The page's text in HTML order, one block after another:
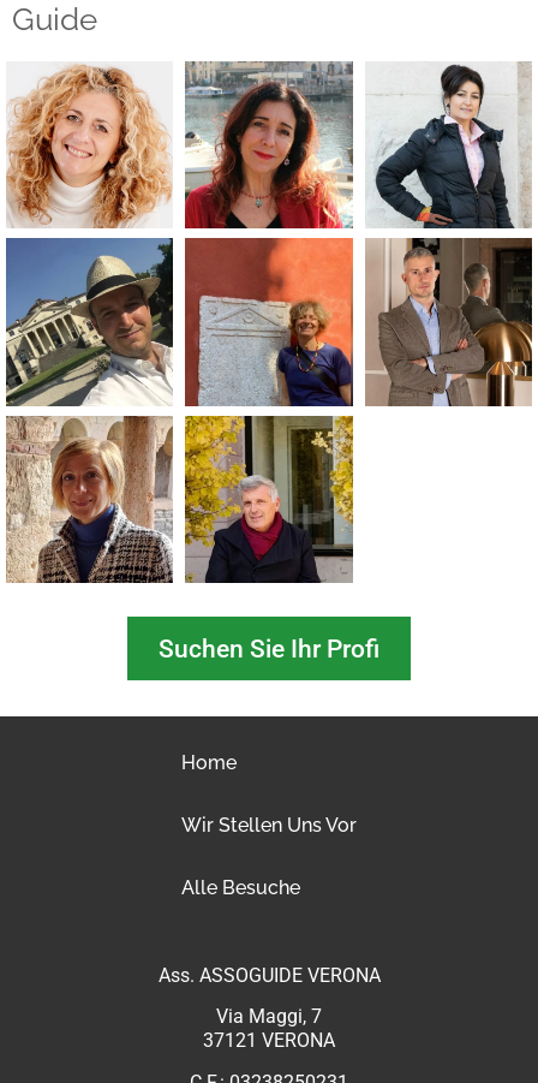
Guide
Suchen Sie Ihr Profi
Home
Wir Stellen Uns Vor
Alle Besuche
Ass. ASSOGUIDE VERONA
Via Maggi, 7
37121 VERONA